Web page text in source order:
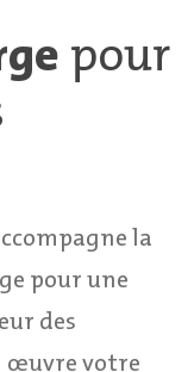
pour
la
pour une
des
œuvre votre